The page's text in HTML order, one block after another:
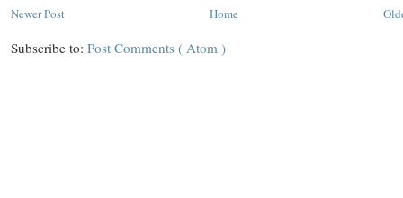
Newer Post Home
Subscribe to: Post Comments ( Atom )